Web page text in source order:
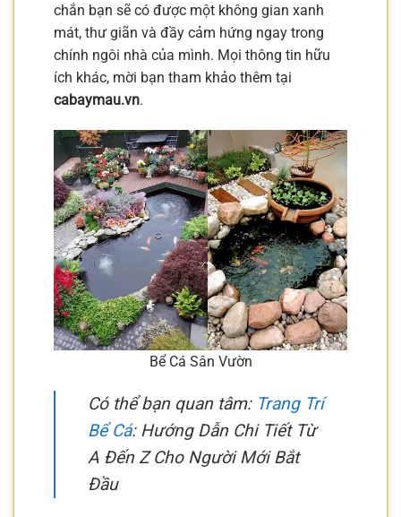
chắn bạn sẽ có được một không gian xanh
mát, thư giãn và đầy cảm hứng ngay trong
chính ngôi nhà của mình. Mọi thông tin hữu
ích khác, mời bạn tham khảo thêm tại
cabaymau.vn.
Bể Cá Sân Vườn
Có thể bạn quan tâm: Trang Trí
Bể Cá: Hướng Dẫn Chi Tiết Từ
A Đến Z Cho Người Mới Bắt
Đầu